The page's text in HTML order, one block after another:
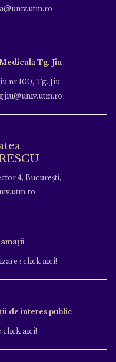
Tg. Jiu
nr.100, Tg. Jiu
4, București,
: click aici!
de interes public
click aici!